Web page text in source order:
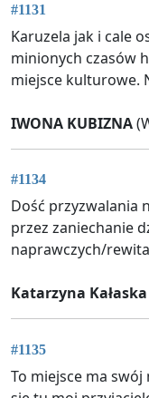
#1131
Karuzela jak i cale
minionych czasów
miejsce kulturowe.
IWONA KUBIZNA
#1134
Dość przyzwalania
przez zaniechanie
naprawczych/
Katarzyna Kałaska
#1135
To miejsce ma